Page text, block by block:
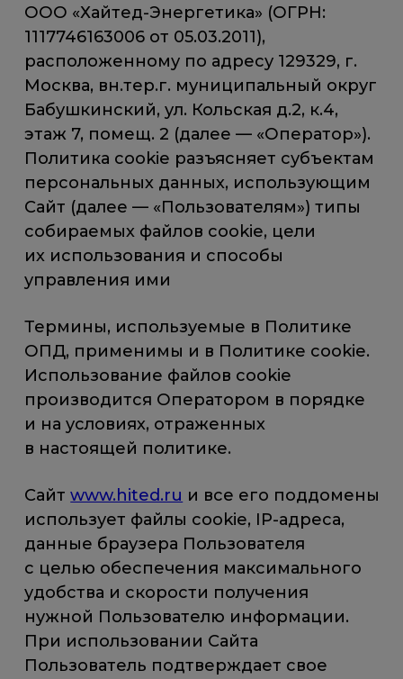
ООО «Хайтед-Энергетика» (ОГРН:
1117746163006 от 05.03.2011),
расположенному по адресу 129329, г.
Москва, вн.тер.г. муниципальный округ
Бабушкинский, ул. Кольская д.2, к.4,
этаж 7, помещ. 2 (далее — «Оператор»).
Политика cookie разъясняет субъектам
персональных данных, использующим
Сайт (далее — «Пользователям») типы
собираемых файлов cookie, цели
их использования и способы
управления ими
Термины, используемые в Политике
ОПД, применимы и в Политике cookie.
Использование файлов сookie
производится Оператором в порядке
и на условиях, отраженных
в настоящей политике.
Сайтwww.hited.ru и все его поддомены
использует файлы cookie, IP-адреса,
данные браузера Пользователя
с целью обеспечения максимального
удобства и скорости получения
нужной Пользователю информации.
При использовании Сайта
Пользователь подтверждает свое